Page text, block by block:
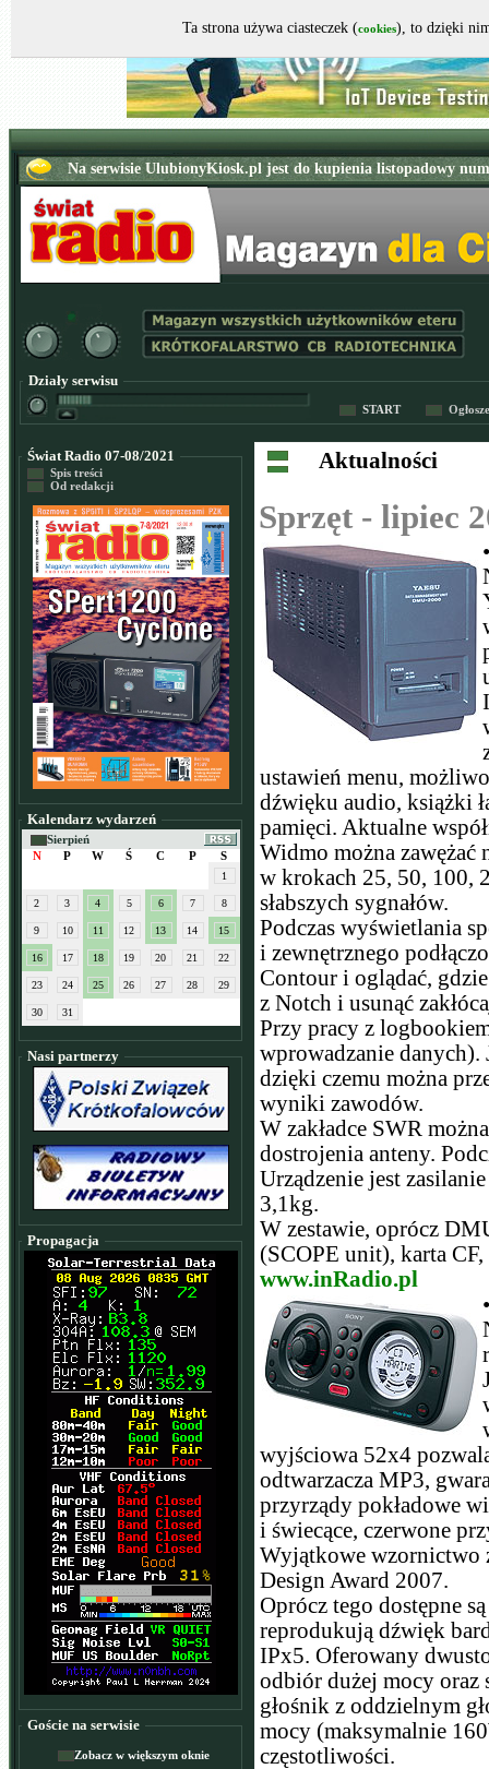
Działy serwisu
START
Świat Radio 07-08/2021
Spis treści
Od redakcji
Kalendarz wydarzeń
Sierpień
N
P W Ś C P S
1
2 3 4 5 6 7 8
9 10 11 12 13 14 15
16 17 18 19 20 21 22
23 24 25 26 27 28 29
30 31
Nasi partnerzy
Propagacja
Goście na serwisie
Zobacz w większym oknie
Aktualności
Sprzęt - lipiec
ustawień menu,
dźwięku audio, książki
pamięci. Aktualne
Widmo można zawężać
w krokach 25, 50, 100,
słabszych sygnałów.
Podczas wyświetlania
i zewnętrznego
Contour i oglądać,
z Notch i usunąć
Przy pracy z
wprowadzanie danych).
dzięki czemu można
wyniki zawodów.
W zakładce SWR
dostrojenia anteny.
Urządzenie jest
3,1kg.
W zestawie, oprócz
(SCOPE unit), karta
www.inRadio.pl
wyjściowa 52x4
odtwarzacza MP3,
przyrządy pokładowe
i świecące, czerwone
Wyjątkowe wzornictwo
Design Award 2007.
Oprócz tego dostępne
reprodukują dźwięk
IPx5. Oferowany
odbiór dużej mocy oraz
głośnik z oddzielnym
mocy (maksymalnie
częstotliwości.
Ta strona używa ciasteczek (cookies), to dzięki